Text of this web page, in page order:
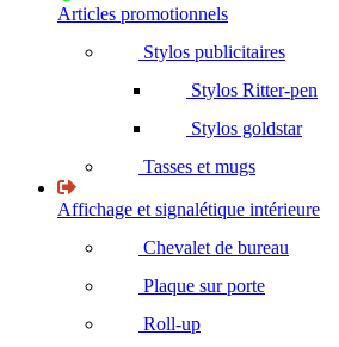
Articles promotionnels
Stylos publicitaires
Stylos Ritter-pen
Stylos goldstar
Tasses et mugs
Affichage et signalétique intérieure
Chevalet de bureau
Plaque sur porte
Roll-up